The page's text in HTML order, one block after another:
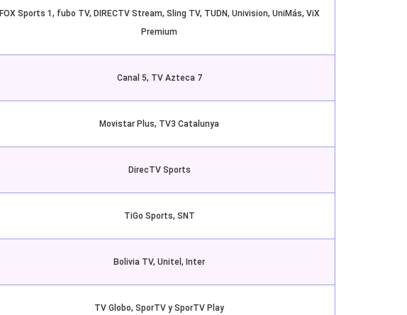
FOX Sports 1, fubo TV, DIRECTV Stream, Sling TV, TUDN, Univision, UniMás, ViX
Premium
Canal 5, TV Azteca 7
Movistar Plus, TV3 Catalunya
DirecTV Sports
TiGo Sports, SNT
Bolivia TV, Unitel, Inter
TV Globo, SporTV y SporTV Play